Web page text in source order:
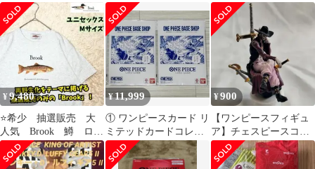
ブラック
ZERO ワンピース
¥9,480
⭐️希少 抽選販売 大
人気 Brook 鱒 ロゴ
T グレー Mサイズ
男女兼用
¥11,999
① ワンピースカード リ
ミテッドカードコレク
ション vol.1 未開封 ×2
¥900
【ワンピースフィギュ
ア】チェスピースコレ
クションR ミホーク